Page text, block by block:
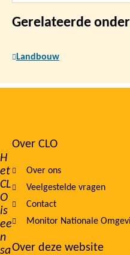
Gerelateerde
Landbouw
H
et
CL
O
is
ee
n
sa
Footer
navigation
Over CLO
Over ons
Veelgestelde vragen
Contact
Monitor Nationale
Over deze website